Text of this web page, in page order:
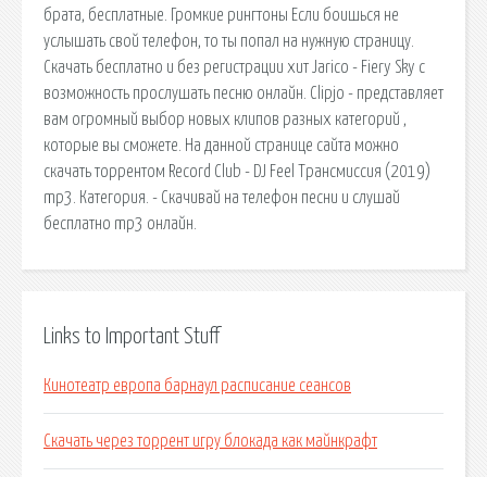
брата, бесплатные. Громкие рингтоны Если боишься не
услышать свой телефон, то ты попал на нужную страницу.
Скачать бесплатно и без регистрации хит Jarico - Fiery Sky с
возможность прослушать песню онлайн. Clipjo - представляет
вам огромный выбор новых клипов разных категорий ,
которые вы сможете. На данной странице сайта можно
скачать торрентом Record Club - DJ Feel Трансмиссия (2019)
mp3. Категория. - Скачивай на телефон песни и слушай
бесплатно mp3 онлайн.
Links to Important Stuff
Кинотеатр европа барнаул расписание сеансов
Скачать через торрент игру блокада как майнкрафт